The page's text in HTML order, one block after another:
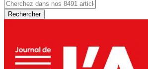
Rechercher